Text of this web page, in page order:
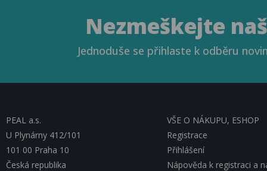
Nezmeškejte
Jednoduše se přihlaste k odběru
PEAL a.s.
U Plynárny 412/101
101 00 Praha 10
Česká republika
VŠE O NÁKUPU, ESHOP
Registrace
Přihlášení
Nápověda k registraci a